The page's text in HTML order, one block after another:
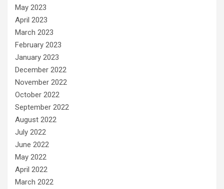
May 2023
April 2023
March 2023
February 2023
January 2023
December 2022
November 2022
October 2022
September 2022
August 2022
July 2022
June 2022
May 2022
April 2022
March 2022